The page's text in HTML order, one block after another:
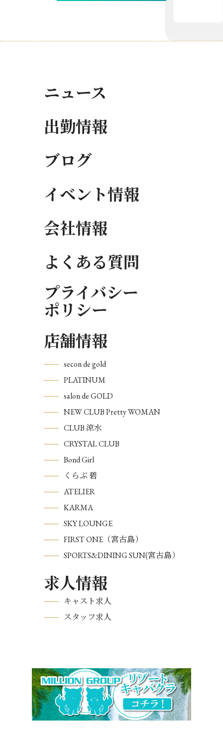
ニュース
出勤情報
ブログ
イベント情報
会社情報
よくある質問
プライバシー
ポリシー
店舗情報
secon de gold
PLATINUM
salon de GOLD
NEW CLUB Pretty WOMAN
CLUB 涼水
CRYSTAL CLUB
Bond Girl
くらぶ 碧
ATELIER
KARMA
SKY LOUNGE
FIRST ONE（宮古島）
SPORTS&DINING SUN(宮古島）
求人情報
キャスト求人
スタッフ求人